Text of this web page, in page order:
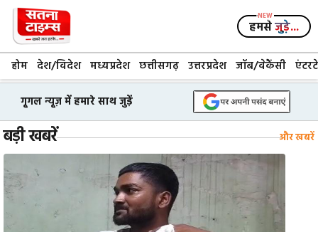
Skip
content
हमसेजुड़े...
होम देश/विदेश मध्यप्रदेश छत्तीसगढ़ उत्तरप्रदेश जॉब/वेकैंसी
गूगल न्यूज़ में हमारे साथ जुड़ें
बड़ी खबरें और खबरें